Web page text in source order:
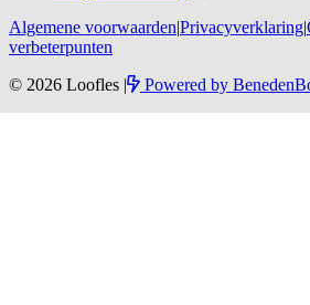
Algemene voorwaarden|Privacyverklaring|
verbeterpunten
© 2026 Loofles | Powered by